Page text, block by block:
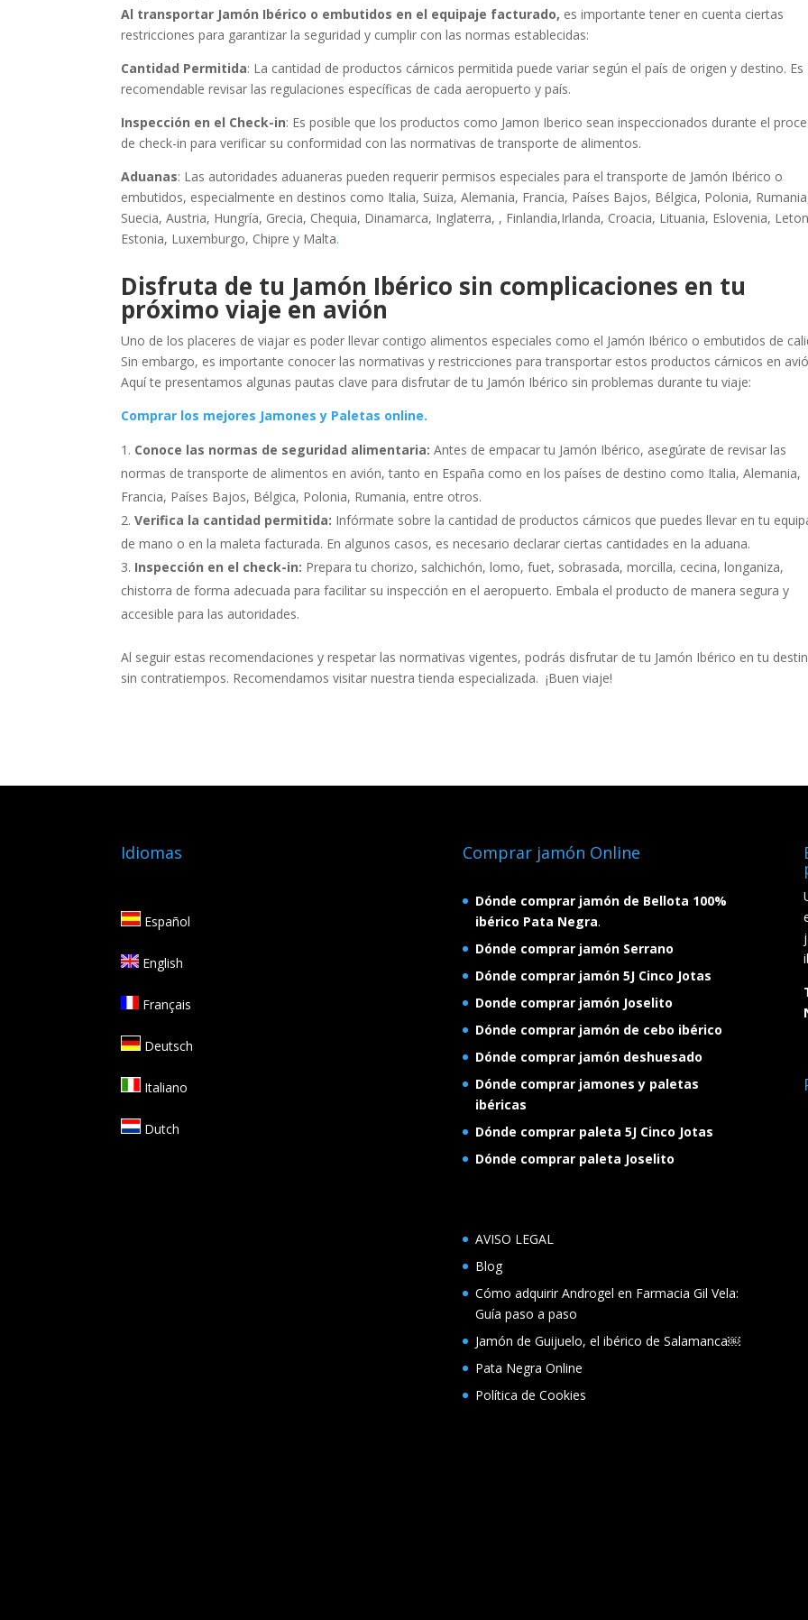
Al transportar Jamón Ibérico o embutidos en el equipaje facturado, es importante tener en cuenta ciertas
restricciones para garantizar la seguridad y cumplir con las normas establecidas:
Cantidad Permitida: La cantidad de productos cárnicos permitida puede variar según el país de origen y destino. Es
recomendable revisar las regulaciones específicas de cada aeropuerto y país.
Inspección en el Check-in: Es posible que los productos como Jamon Iberico sean inspeccionados durante el
de check-in para verificar su conformidad con las normativas de transporte de alimentos.
Aduanas: Las autoridades aduaneras pueden requerir permisos especiales para el transporte de Jamón Ibérico o
embutidos, especialmente en destinos como Italia, Suiza, Alemania, Francia, Países Bajos, Bélgica, Polonia,
Suecia, Austria, Hungría, Grecia, Chequia, Dinamarca, Inglaterra, , Finlandia,Irlanda, Croacia, Lituania, Eslovenia,
Estonia, Luxemburgo, Chipre y Malta.
Disfruta de tu Jamón Ibérico sin complicaciones en tu
próximo viaje en avión
Uno de los placeres de viajar es poder llevar contigo alimentos especiales como el Jamón Ibérico o embutidos de
Sin embargo, es importante conocer las normativas y restricciones para transportar estos productos cárnicos en
Aquí te presentamos algunas pautas clave para disfrutar de tu Jamón Ibérico sin problemas durante tu viaje:
Comprar los mejores Jamones y Paletas online.
Conoce las normas de seguridad alimentaria: Antes de empacar tu Jamón Ibérico, asegúrate de revisar las
normas de transporte de alimentos en avión, tanto en España como en los países de destino como Italia, Alemania,
Francia, Países Bajos, Bélgica, Polonia, Rumania, entre otros.
Verifica la cantidad permitida: Infórmate sobre la cantidad de productos cárnicos que puedes llevar en tu
de mano o en la maleta facturada. En algunos casos, es necesario declarar ciertas cantidades en la aduana.
Inspección en el check-in: Prepara tu chorizo, salchichón, lomo, fuet, sobrasada, morcilla, cecina, longaniza,
chistorra de forma adecuada para facilitar su inspección en el aeropuerto. Embala el producto de manera segura y
accesible para las autoridades.
Al seguir estas recomendaciones y respetar las normativas vigentes, podrás disfrutar de tu Jamón Ibérico en tu
sin contratiempos. Recomendamos visitar nuestra tienda especializada. ¡Buen viaje!
Idiomas
Español
English
Français
Deutsch
Italiano
Dutch
Comprar jamón Online
Dónde comprar jamón de Bellota 100%
ibérico Pata Negra.
Dónde comprar jamón Serrano
Dónde comprar jamón 5J Cinco Jotas
Donde comprar jamón Joselito
Dónde comprar jamón de cebo ibérico
Dónde comprar jamón deshuesado
Dónde comprar jamones y paletas
ibéricas
Dónde comprar paleta 5J Cinco Jotas
Dónde comprar paleta Joselito
AVISO LEGAL
Blog
Cómo adquirir Androgel en Farmacia Gil Vela:
Guía paso a paso
Jamón de Guijuelo, el ibérico de Salamanca￼
Pata Negra Online
Política de Cookies